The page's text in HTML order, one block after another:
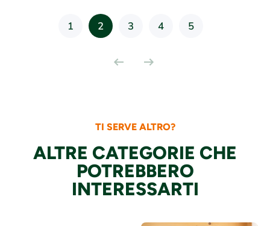
1 2 3 4 5
TI SERVE ALTRO?
ALTRE CATEGORIE CHE
POTREBBERO
INTERESSARTI